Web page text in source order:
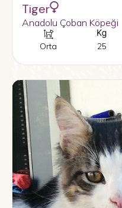
Tiger
Anadolu Çoban Köpeği
Orta 25